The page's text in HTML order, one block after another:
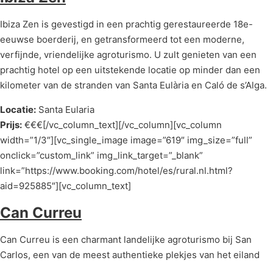
Ibiza Zen is gevestigd in een prachtig gerestaureerde 18e-
eeuwse boerderij, en getransformeerd tot een moderne,
verfijnde, vriendelijke agroturismo. U zult genieten van een
prachtig hotel op een uitstekende locatie op minder dan een
kilometer van de stranden van Santa Eulària en Caló de s’Alga.
Locatie: Santa Eularia
Prijs: €€€[/vc_column_text][/vc_column][vc_column
width=”1/3″][vc_single_image image=”619″ img_size=”full”
onclick=”custom_link” img_link_target=”_blank”
link=”https://www.booking.com/hotel/es/rural.nl.html?
aid=925885″][vc_column_text]
Can Curreu
Can Curreu is een charmant landelijke agroturismo bij San
Carlos, een van de meest authentieke plekjes van het eiland